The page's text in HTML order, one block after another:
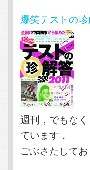
爆笑テストの
週刊，でもな
ています．
ごぶさたして